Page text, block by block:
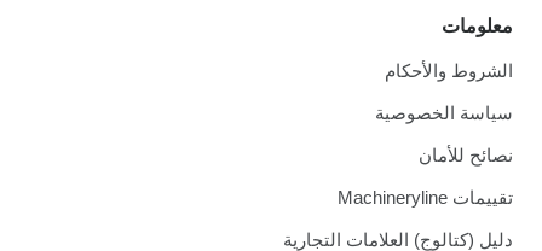
معلومات
الشروط والأحكام
سياسة الخصوصية
نصائح للأمان
تقييمات Machineryline
دليل (كتالوج) العلامات التجارية